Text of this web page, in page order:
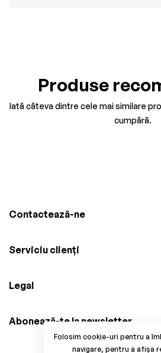
Produse
Iată câteva dintre cele mai similare
cumpără.
Contactează-ne
Serviciu clienți
Legal
Abonează-te la newsletter
Folosim cookie-uri pentru a
navigare, pentru a afișa